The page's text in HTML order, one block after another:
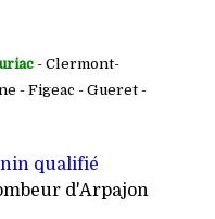
- Clermont-
- Figeac - Gueret -
qualifié
d'Arpajon